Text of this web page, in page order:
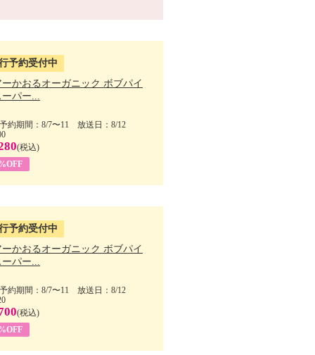
予約受付中
ーかおるオーガニック ボブパイ
パー...
約期間：8/7〜11 放送日：8/12
(税込)
予約受付中
ーかおるオーガニック ボブパイ
パー...
約期間：8/7〜11 放送日：8/12
(税込)